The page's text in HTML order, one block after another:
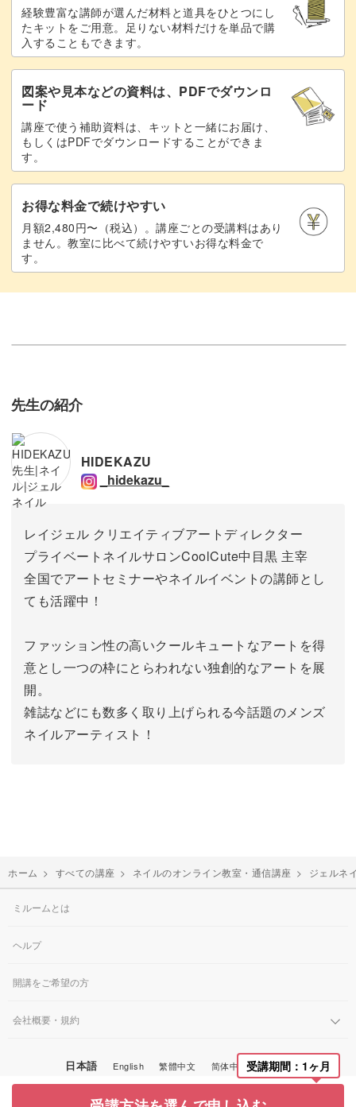
経験豊富な講師が選んだ材料と道具をひとつにし
たキットをご用意。足りない材料だけを単品で購
入することもできます。
図案や見本などの資料は、PDFでダウンロ
ード
講座で使う補助資料は、キットと一緒にお届け、
もしくはPDFでダウンロードすることができま
す。
お得な料金で続けやすい
月額2,480円〜（税込）。講座ごとの受講料はあり
ません。教室に比べて続けやすいお得な料金で
す。
先生の紹介
HIDEKAZU
_hidekazu_
レイジェル クリエイティブアートディレクター
プライベートネイルサロンCoolCute中目黒 主宰
全国でアートセミナーやネイルイベントの講師とし
ても活躍中！
ファッション性の高いクールキュートなアートを得
意とし一つの枠にとらわれない独創的なアートを展
開。
雑誌などにも数多く取り上げられる今話題のメンズ
ネイルアーティスト！
ホーム > すべての講座 > ネイルのオンライン教室・通信講座 > ジェルネ
受講期間：1ヶ月
ミルームとは
ヘルプ
開講をご希望の方
会社概要・規約
日本語 English 繁體中文 简体中文 한국어
© Miroom, Inc.